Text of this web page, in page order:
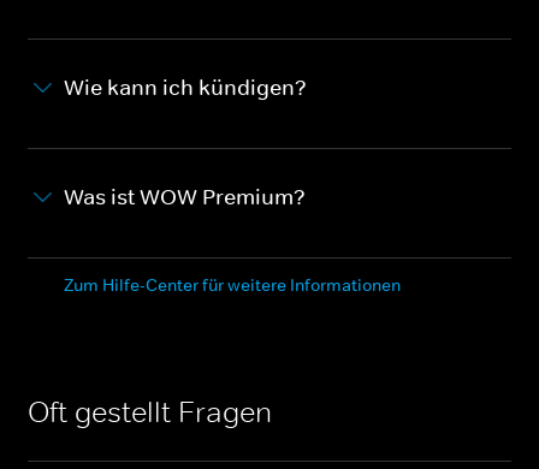
Wie kann ich kündigen?
Was ist WOW Premium?
Zum Hilfe-Center für weitere Informationen
Oft gestellt Fragen